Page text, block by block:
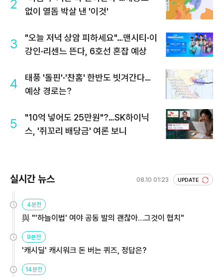
2
없이 열돔 박살 낸 '이것'
3
"오늘 저녁 상암 피하세요"…맨시티·이
강인·리센느 뜬다, 6호선 혼잡 예상
4
태풍 '돌핀'·'찬홈' 한반도 빗겨간다…
예상 경로는?
5
"10억 넣어도 25만원"?…SK하이닉
스, '쥐꼬리 배당금' 여론 보니
실시간 뉴스 08.10 01:23 UPDATE
4분전
與 "'하늘이법' 여야 공동 발의 괜찮아…그것이 협치"
9분전
'캐시딜' 캐시워크 돈 버는 퀴즈, 정답은?
14분전